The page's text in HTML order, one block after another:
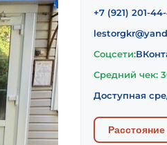
+7 (921) 201-
Соцсети:
Средний чек:
Доступная